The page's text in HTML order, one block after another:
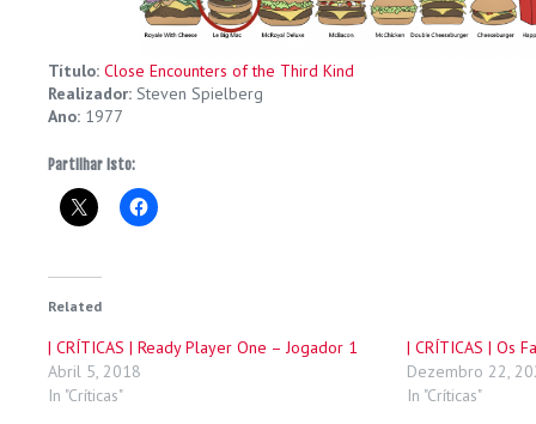
Título: Close Encounters of the Third Kind
Realizador: Steven Spielberg
Ano: 1977
Partilhar isto:
Related
| CRÍTICAS | Ready Player One – Jogador 1
Abril 5, 2018
In "Críticas"
| CRÍTICAS | Os
Dezembro 22,
In "Críticas"